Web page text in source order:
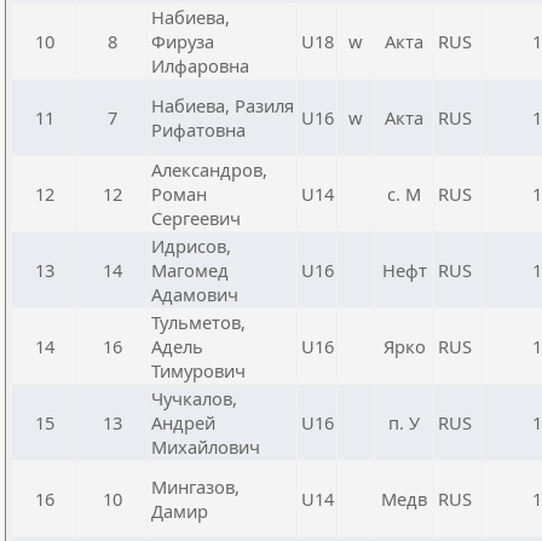
10 8
Набиева,
Фируза
Илфаровна
U18 w Акта RUS
11 7
Набиева, Разиля
Рифатовна
U16 w Акта RUS
12 12
Александров,
Роман
Сергеевич
U14 с. М RUS
13 14
Идрисов,
Магомед
Адамович
U16 Нефт RUS
14 16
Тульметов,
Адель
Тимурович
U16 Ярко RUS
15 13
Чучкалов,
Андрей
Михайлович
U16 п. У RUS
16 10
Мингазов,
Дамир
U14 Медв RUS